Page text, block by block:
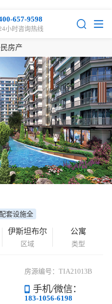
657-9598
小时咨询热线
房产
套设施全
伊斯坦布尔
区域
公寓
类型
房源编号：TIA21013B
手机/微信：
183-1056-6198